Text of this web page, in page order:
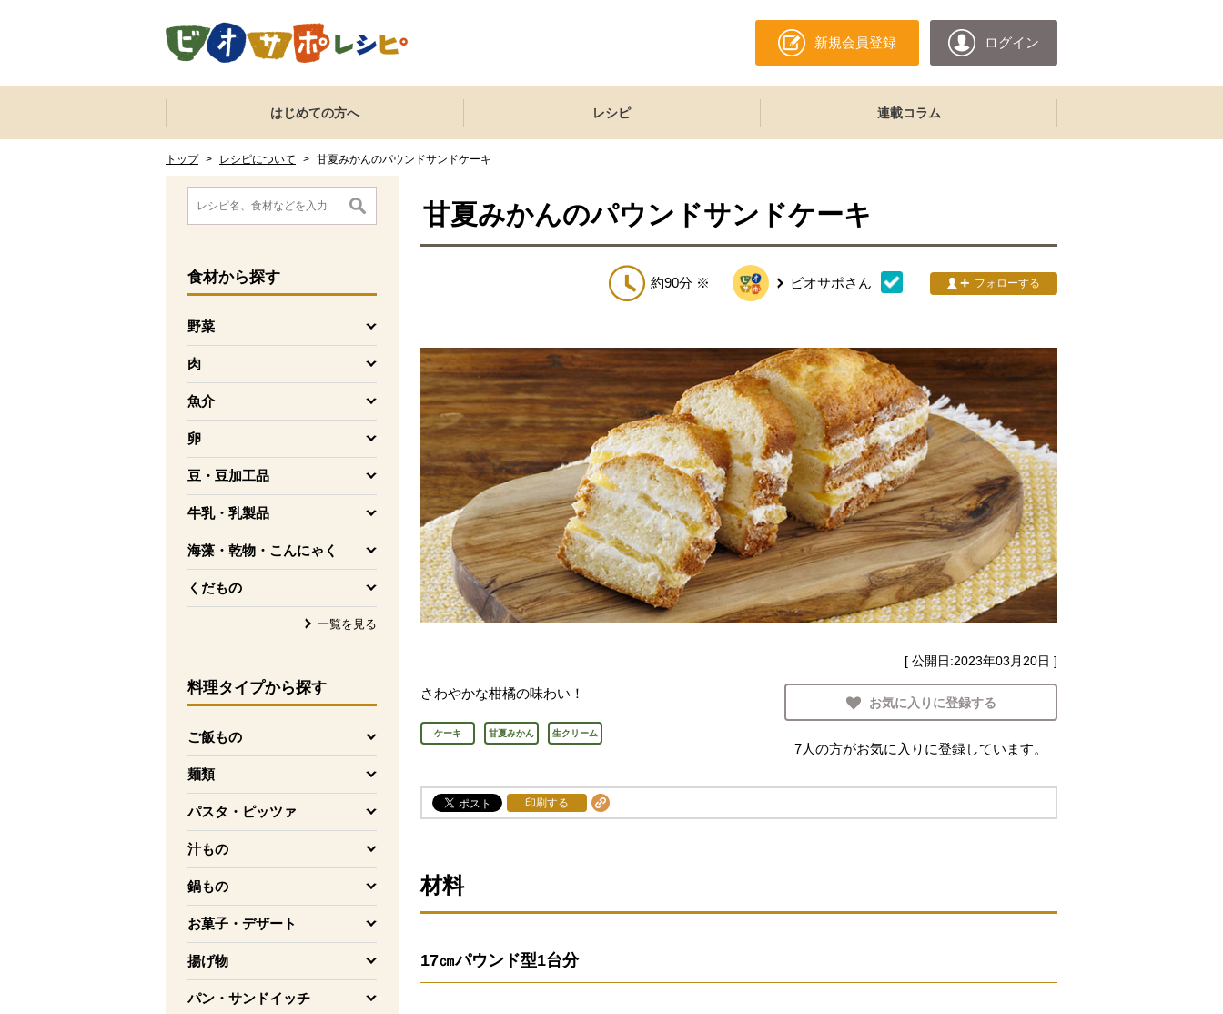
新規会員登録 ログイン
ここからサイト内共通メニューです。
サイト内共通メニューをスキップする
はじめての方へ レシピ 連載コラム
トップ > レシピについて > 甘夏みかんのパウンドサンドケーキ
ここから消費材検索メニューです。
食材から探す
野菜
を開く
肉
を開く
魚介
を開く
卵
を開く
豆・豆加工品
を開く
牛乳・乳製品
を開く
海藻・乾物・こんにゃく
を開く
くだもの
を開く
一覧を見る
料理タイプから探す
ご飯もの
を開く
麺類
を開く
パスタ・ピッツァ
を開く
汁もの
を開く
鍋もの
を開く
お菓子・デザート
を開く
揚げ物
を開く
パン・サンドイッチ
を開く
消費材検索メニューここまで。
ここから本文です。
甘夏みかんのパウンドサンドケーキ
約90分 ※ ビオサポさん フォローする
[ 公開日:2023年03月20日 ]
さわやかな柑橘の味わい！
ケーキ 甘夏みかん 生クリーム
お気に入りに登録する
7人の方がお気に入りに登録しています。
印刷する
材料
17㎝パウンド型1台分